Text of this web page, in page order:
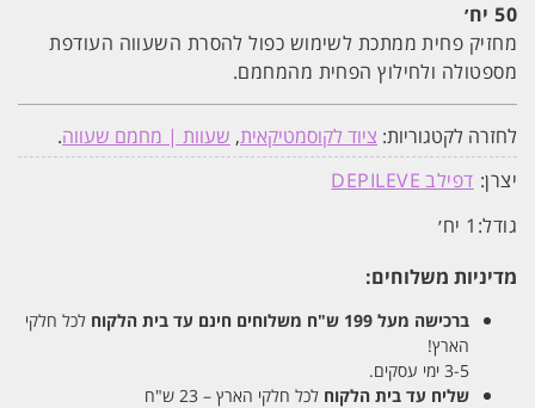
50 יח׳
מחזיק פחית ממתכת לשימוש כפול להסרת השעווה העודפת
מספטולה ולחילוץ הפחית מהמחמם.
לחזרה לקטגוריות: ציוד לקוסמטיקאית, שעוות | מחמם שעווה.
יצרן: דפילב DEPILEVE
גודל: 1 יח׳
מדיניות משלוחים:
ברכישה מעל 199 ש"ח משלוחים חינם עד בית הלקוח לכל חלקי
הארץ!
3-5 ימי עסקים.
שליח עד בית הלקוח לכל חלקי הארץ – 23 ש"ח